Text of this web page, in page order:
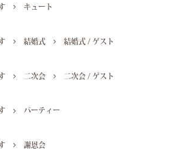
キュート
結婚式 結婚式 / ゲスト
二次会 二次会 / ゲスト
パーティー
謝恩会